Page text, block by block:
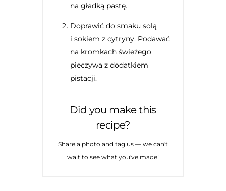
na gładką pastę.
Doprawić do smaku solą
i sokiem z cytryny. Podawać
na kromkach świeżego
pieczywa z dodatkiem
pistacji.
Did you make this
recipe?
Share a photo and tag us — we can't
wait to see what you've made!